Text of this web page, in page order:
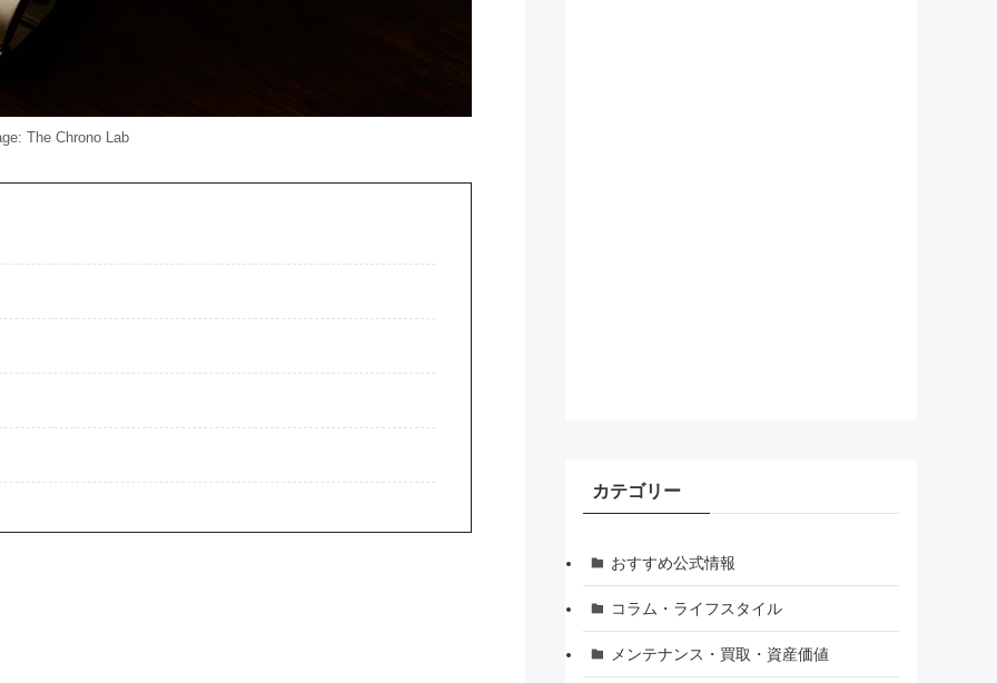
The Chrono Lab
カテゴリー
おすすめ公式情報
コラム・ライフスタイル
メンテナンス・買取・資産価値